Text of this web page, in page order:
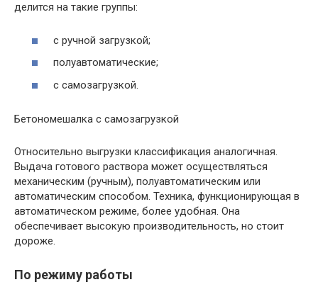
делится на такие группы:
с ручной загрузкой;
полуавтоматические;
с самозагрузкой.
Бетономешалка с самозагрузкой
Относительно выгрузки классификация аналогичная.
Выдача готового раствора может осуществляться
механическим (ручным), полуавтоматическим или
автоматическим способом. Техника, функционирующая в
автоматическом режиме, более удобная. Она
обеспечивает высокую производительность, но стоит
дороже.
По режиму работы